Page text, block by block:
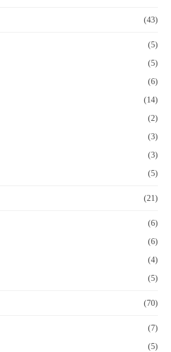
(43)
(5)
(5)
(6)
(14)
(2)
(3)
(3)
(5)
(21)
(6)
(6)
(4)
(5)
(70)
(7)
(5)